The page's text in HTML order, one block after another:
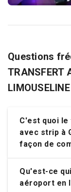
Questions
TRANSFERT
C'est quoi
avec strip à
façon de
Qu'est-ce
aéroport en